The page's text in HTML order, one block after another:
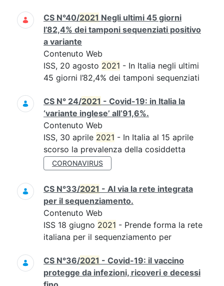
CS N°40/2021 Negli ultimi 45 giorni
l’82,4% dei tamponi sequenziati positivo
a variante
Contenuto Web
ISS, 20 agosto 2021 - In Italia negli ultimi
45 giorni l’82,4% dei tamponi sequenziati
CS N° 24/2021 - Covid-19: in Italia la
‘variante inglese’ all’91,6%.
Contenuto Web
ISS, 30 aprile 2021 - In Italia al 15 aprile
scorso la prevalenza della cosiddetta
CORONAVIRUS
CS N°33/2021 - Al via la rete integrata
per il sequenziamento.
Contenuto Web
ISS 18 giugno 2021 - Prende forma la rete
italiana per il sequenziamento per
CS N°36/2021 - Covid-19: il vaccino
protegge da infezioni, ricoveri e decessi